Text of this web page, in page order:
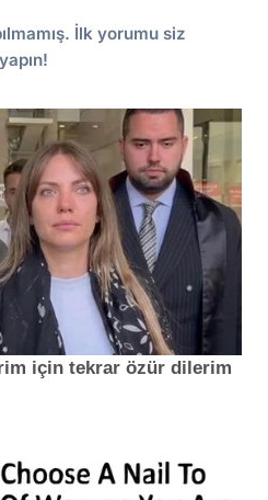
İlk yorumu siz
yapın!